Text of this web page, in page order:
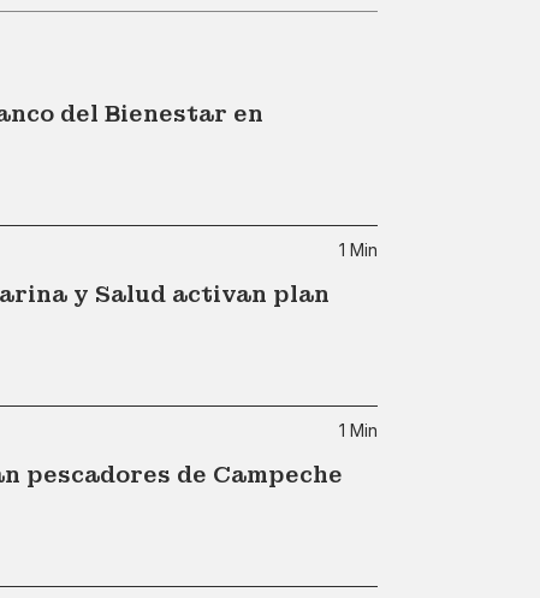
del Bienestar en
1 Min
y Salud activan plan
1 Min
pescadores de Campeche